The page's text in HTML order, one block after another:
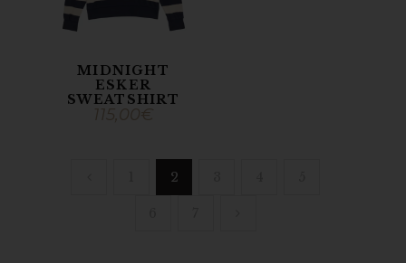
MIDNIGHT
ESKER
SWEATSHIRT
115,00€
2